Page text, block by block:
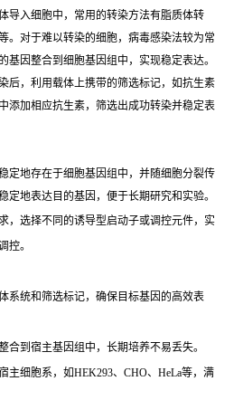
导入细胞中，常用的转染方法有脂质体转
。对于难以转染的细胞，病毒感染法较为常
基因整合到细胞基因组中，实现稳定表达。
后，利用载体上携带的筛选标记，如抗生素
添加相应抗生素，筛选出成功转染并稳定表
定地存在于细胞基因组中，并随细胞分裂传
定地表达目的基因，便于长期研究和实验。
，选择不同的诱导型启动子或调控元件，实
控。
系统和筛选标记，确保目标基因的高效表
合到宿主基因组中，长期培养不易丢失。
主细胞系，如HEK293、CHO、HeLa等，满